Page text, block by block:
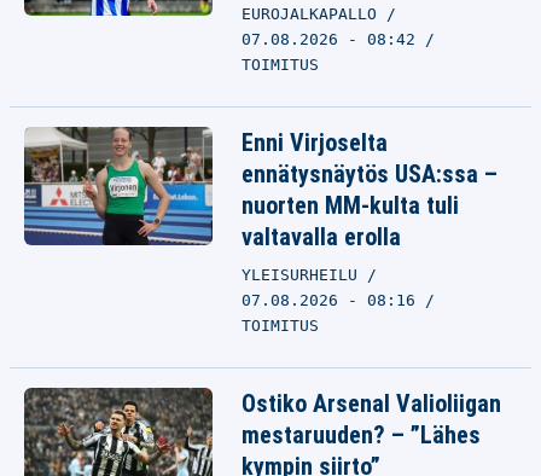
EUROJALKAPALLO
07.08.2026 - 08:42
TOIMITUS
Enni Virjoselta
ennätysnäytös USA:ssa –
nuorten MM-kulta tuli
valtavalla erolla
YLEISURHEILU
07.08.2026 - 08:16
TOIMITUS
Ostiko Arsenal Valioliigan
mestaruuden? – ”Lähes
kympin siirto”